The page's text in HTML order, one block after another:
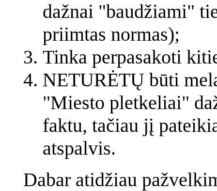
dažnai "baudžiami"
priimtas normas);
Tinka perpasakoti
NETURĖTŲ būti
"Miesto pletkeliai"
faktu, tačiau jį
atspalvis.
Dabar atidžiau